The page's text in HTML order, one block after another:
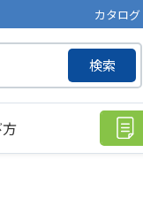
カタロ
検索